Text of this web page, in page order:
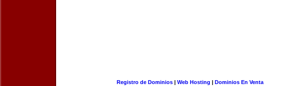
Registro de Dominios| Web Hosting | Dominios En Venta